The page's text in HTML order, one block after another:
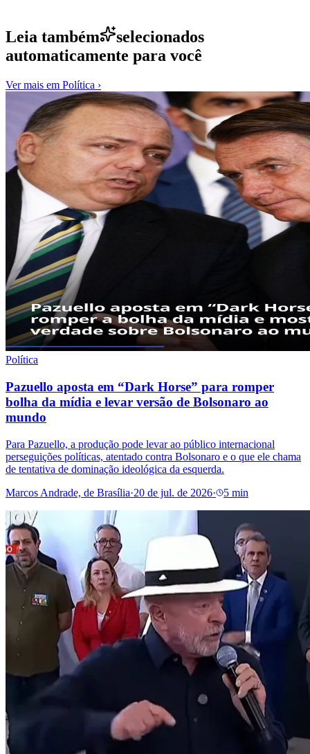
Leia também
selecionados
automaticamente para você
Ver mais em Política ›
Política
Pazuello aposta em “Dark Horse” para romper
bolha da mídia e levar versão de Bolsonaro ao
mundo
Para Pazuello, a produção pode levar ao público internacional
perseguições políticas, atentado contra Bolsonaro e o que ele chama
de tentativa de dominação ideológica da esquerda.
Marcos Andrade, de Brasília·20 de jul. de 2026· 5 min